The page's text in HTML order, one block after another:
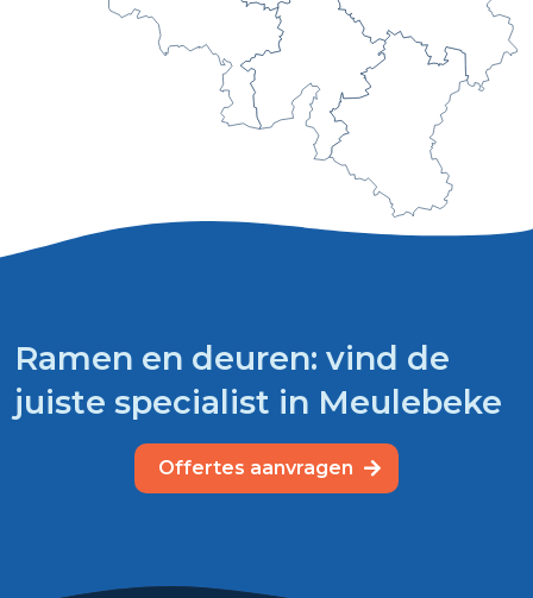
Ramen en deuren: vind de
juiste specialist in Meulebeke
Offertes aanvragen